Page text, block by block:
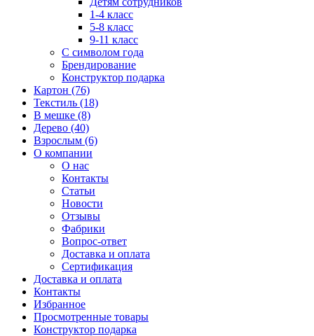
1-4 класс
5-8 класс
9-11 класс
С символом года
Брендирование
Конструктор подарка
Картон (76)
Текстиль (18)
В мешке (8)
Дерево (40)
Взрослым (6)
О компании
О нас
Контакты
Статьи
Новости
Отзывы
Фабрики
Вопрос-ответ
Доставка и оплата
Сертификация
Доставка и оплата
Контакты
Избранное
Просмотренные товары
Конструктор подарка